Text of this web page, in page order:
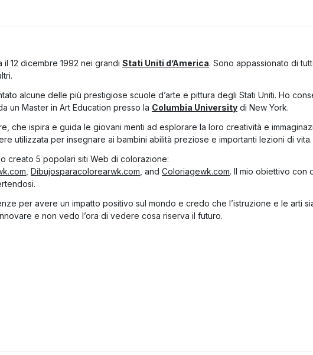
12 dicembre 1992 nei grandi Stati Uniti d’America. Sono appassionato di
alcune delle più prestigiose scuole d’arte e pittura degli Stati Uniti. Ho
un Master in Art Education presso la Columbia University di New York.
che ispira e guida le giovani menti ad esplorare la loro creatività e
utilizzata per insegnare ai bambini abilità preziose e importanti lezioni di vita.
creato 5 popolari siti Web di colorazione:
Dibujosparacolorearwk.com , and Coloriagewk.com. Il mio obiettivo con
per avere un impatto positivo sul mondo e credo che l’istruzione e le arti
e non vedo l’ora di vedere cosa riserva il futuro.